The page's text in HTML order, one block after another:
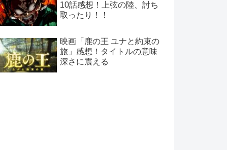
10話感想！上弦の陸、討ち
取ったり！！
映画「鹿の王 ユナと約束の
旅」感想！タイトルの意味
深さに震える